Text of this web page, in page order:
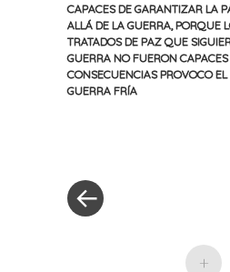
CAPACES DE GARANTIZAR LA
ALLÁ DE LA GUERRA PORQUE
TRATADOS DE PAZ QUE
GUERRA NO FUERON CAPACES
CONSECUENCIAS PROVOCO
GUERRA FRÍA
entradas
+